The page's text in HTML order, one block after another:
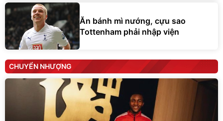
Ăn bánh mì nướng, cựu sao
Tottenham phải nhập viện
CHUYỂN NHƯỢNG